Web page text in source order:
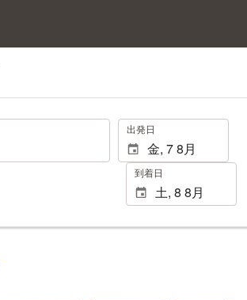
. 出発日
到着日